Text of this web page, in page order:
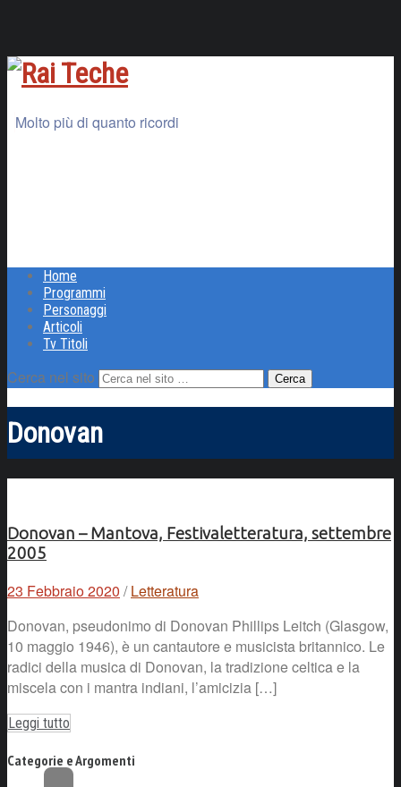
Molto più di quanto ricordi
Home
Programmi
Personaggi
Articoli
Tv Titoli
Cerca nel sito
Donovan
Donovan – Mantova, Festivaletteratura, settembre
2005
23 Febbraio 2020 / Letteratura
Donovan, pseudonimo di Donovan Phillips Leitch (Glasgow,
10 maggio 1946), è un cantautore e musicista britannico. Le
radici della musica di Donovan, la tradizione celtica e la
miscela con i mantra indiani, l’amicizia […]
Leggi tutto
Categorie e Argomenti